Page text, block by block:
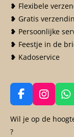
❥ Flexibele
❥ Gratis
❥ Persoonlijke
❥ Feestje in de
❥ Kadoservice
F
a
c
I
n
s
W
h
a
Wil je op de
?